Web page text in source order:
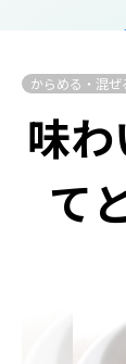
からめる・混ぜ
味
て